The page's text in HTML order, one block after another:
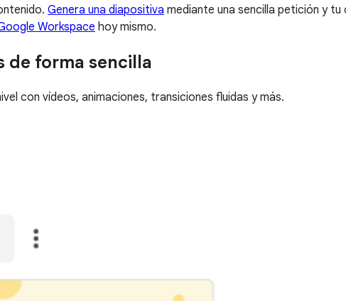
Genera una diapositiva mediante una sencilla petición y
Workspace hoy mismo.
de forma sencilla
con vídeos, animaciones, transiciones fluidas y más.